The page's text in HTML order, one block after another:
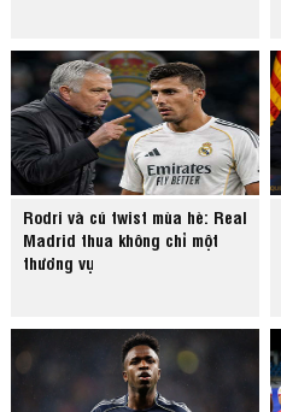
Rodri và cú twist mùa hè: Real
Madrid thua không chỉ một
thương vụ